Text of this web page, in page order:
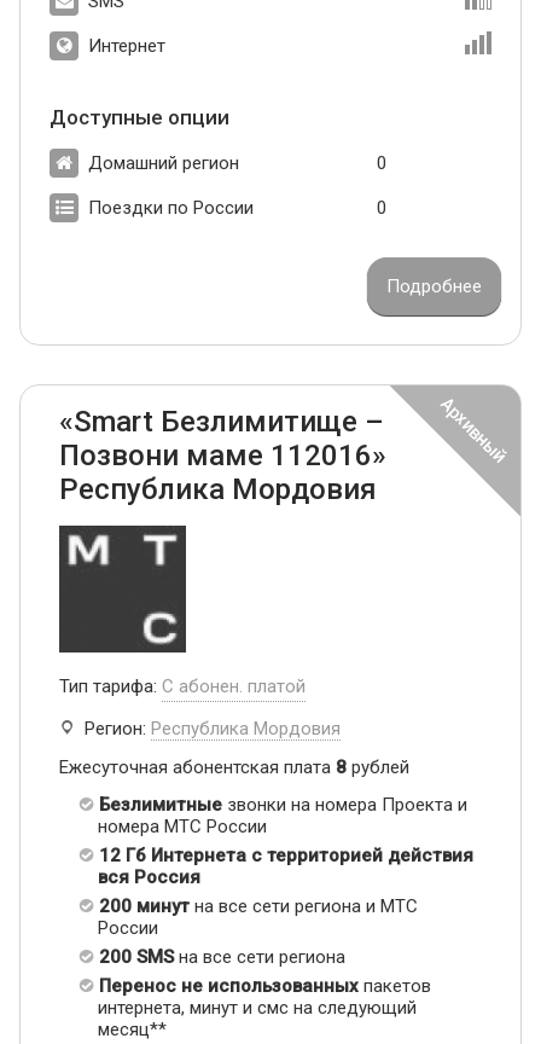
Интернет
Доступные опции
Домашний регион 0
Поездки по России 0
Подробнее
«Smart Безлимитище –
Позвони маме 112016»
Республика Мордовия
Тип тарифа: С абонен. платой
Регион: Республика Мордовия
Ежесуточная абонентская плата 8 рублей
Безлимитные звонки на номера Проекта и
номера МТС России
12 Гб Интернета с территорией действия
вся Россия
200 минут на все сети региона и МТС
России
200 SMSна все сети региона
Перенос не использованных пакетов
интернета, минут и смс на следующий
месяц**